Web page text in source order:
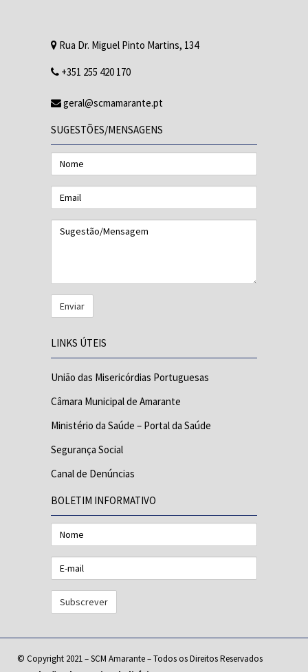
Rua Dr. Miguel Pinto Martins, 134
+351 255 420 170
geral@scmamarante.pt
SUGESTÕES/MENSAGENS
Nome
Email
Sugestão/Mensagem
LINKS ÚTEIS
União das Misericórdias Portuguesas
Câmara Municipal de Amarante
Ministério da Saúde – Portal da Saúde
Segurança Social
Canal de Denúncias
BOLETIM INFORMATIVO
Nome
E-
mail
© Copyright 2021 – SCM Amarante – Todos os Direitos Reservados